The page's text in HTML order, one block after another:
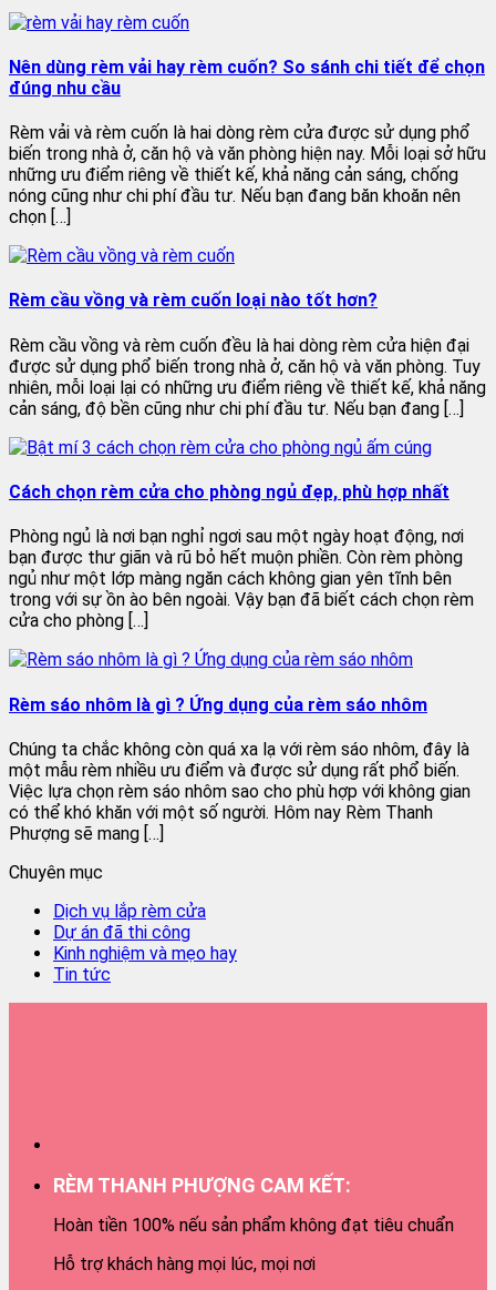
Nên dùng rèm vải hay rèm cuốn? So sánh chi tiết để chọn
đúng nhu cầu
Rèm vải và rèm cuốn là hai dòng rèm cửa được sử dụng phổ
biến trong nhà ở, căn hộ và văn phòng hiện nay. Mỗi loại sở hữu
những ưu điểm riêng về thiết kế, khả năng cản sáng, chống
nóng cũng như chi phí đầu tư. Nếu bạn đang băn khoăn nên
chọn […]
Rèm cầu vồng và rèm cuốn loại nào tốt hơn?
Rèm cầu vồng và rèm cuốn đều là hai dòng rèm cửa hiện đại
được sử dụng phổ biến trong nhà ở, căn hộ và văn phòng. Tuy
nhiên, mỗi loại lại có những ưu điểm riêng về thiết kế, khả năng
cản sáng, độ bền cũng như chi phí đầu tư. Nếu bạn đang […]
Cách chọn rèm cửa cho phòng ngủ đẹp, phù hợp nhất
Phòng ngủ là nơi bạn nghỉ ngơi sau một ngày hoạt động, nơi
bạn được thư giãn và rũ bỏ hết muộn phiền. Còn rèm phòng
ngủ như một lớp màng ngăn cách không gian yên tĩnh bên
trong với sự ồn ào bên ngoài. Vậy bạn đã biết cách chọn rèm
cửa cho phòng […]
Rèm sáo nhôm là gì ? Ứng dụng của rèm sáo nhôm
Chúng ta chắc không còn quá xa lạ với rèm sáo nhôm, đây là
một mẫu rèm nhiều ưu điểm và được sử dụng rất phổ biến.
Việc lựa chọn rèm sáo nhôm sao cho phù hợp với không gian
có thể khó khăn với một số người. Hôm nay Rèm Thanh
Phượng sẽ mang […]
Chuyên mục
Dịch vụ lắp rèm cửa
Dự án đã thi công
Kinh nghiệm và mẹo hay
Tin tức
RÈM THANH PHƯỢNG CAM KẾT:
Hoàn tiền 100% nếu sản phẩm không đạt tiêu chuẩn
Hỗ trợ khách hàng mọi lúc, mọi nơi